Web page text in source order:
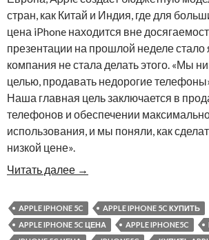
стран, как Китай и Индия, где для
цена iPhone находится вне
презентации на прошлой неделе стало
компания не стала делать этого. «Мы
целью, продавать недорогие
Наша главная цель заключается в
телефонов и обеспечении
использования, и мы поняли, как
низкой цене».
Читать далее →
APPLE IPHONE 5C
APPLE IPHONE 5C КУПИТЬ
APPLE IPHONE 5C ЦЕНА
APPLE IPHONE5C